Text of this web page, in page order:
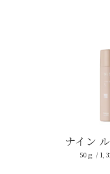
ナイン
50ｇ /